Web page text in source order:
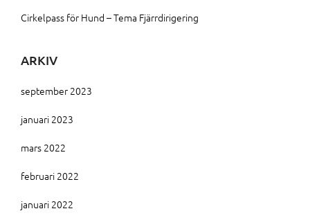
Cirkelpass för Hund – Tema Fjärrdirigering
ARKIV
september 2023
januari 2023
mars 2022
februari 2022
januari 2022